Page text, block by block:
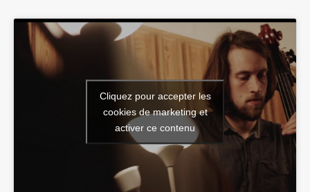
Cliquez pour accepter les
cookies de marketing et
activer ce contenu